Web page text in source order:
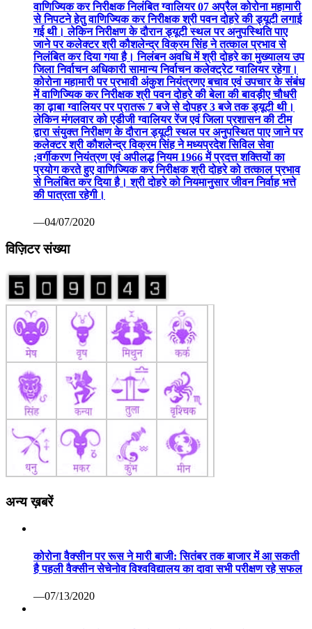
वाणिज्यिक कर निरीक्षक निलंबित ग्वालियर 07 अप्रैल कोरोना महामारी
से निपटने हेतु वाणिज्यिक कर निरीक्षक श्री पवन दोहरे की ड्यूटी लगाई
गई थी। लेकिन निरीक्षण के दौरान ड्यूटी स्थल पर अनुपस्थिति पाए
जाने पर कलेक्टर श्री कौशलेन्द्र विक्रम सिंह ने तत्काल प्रभाव से
निलंबित कर दिया गया है। निलंबन अवधि में श्री दोहरे का मुख्यालय उप
जिला निर्वाचन अधिकारी सामान्य निर्वाचन कलेक्ट्रेट ग्वालियर रहेगा।
कोरोना महामारी पर प्रभावी अंकुश नियंत्रणए बचाव एवं उपचार के संबंध
में वाणिज्यिक कर निरीक्षक श्री पवन दोहरे की बेला की बावड़ीए चौधरी
का ढ़ाबा ग्वालियर पर प्रातरू 7 बजे से दोपहर 3 बजे तक ड्यूटी थी।
लेकिन मंगलवार को एडीजी ग्वालियर रेंज एवं जिला प्रशासन की टीम
द्वारा संयुक्त निरीक्षण के दौरान ड्यूटी स्थल पर अनुपस्थित पाए जाने पर
कलेक्टर श्री कौशलेन्द्र विक्रम सिंह ने मध्यप्रदेश सिविल सेवा
;वर्गीकरण नियंत्रण एवं अपीलद्ध नियम 1966 में प्रदत्त शक्तियों का
प्रयोग करते हुए वाणिज्यिक कर निरीक्षक श्री दोहरे को तत्काल प्रभाव
से निलंबित कर दिया है। श्री दोहरे को नियमानुसार जीवन निर्वाह भत्ते
की पात्रता रहेगी।
—04/07/2020
विज़िटर संख्या
अन्य ख़बरें
कोरोना वैक्सीन पर रूस ने मारी बाजी: सितंबर तक बाजार में आ सकती
है पहली वैक्सीन सेचेनोव विश्वविद्यालय का दावा सभी परीक्षण रहे सफल
—07/13/2020